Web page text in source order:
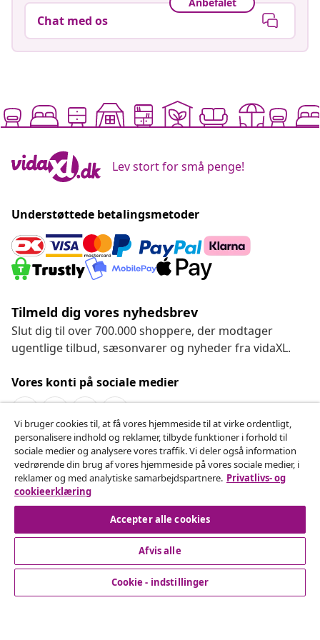
Anbefalet
Chat med os
Lev stort for små penge!
Understøttede betalingsmetoder
Tilmeld dig vores nyhedsbrev
Slut dig til over 700.000 shoppere, der modtager
ugentlige tilbud, sæsonvarer og nyheder fra vidaXL.
Vores konti på sociale medier
Fortryd køb
Indsend en anmodning om at fortryde din ordre.
Fortryd køb
Kundeservice
Vi bruger cookies til, at få vores hjemmeside til at virke ordentligt,
personalisere indhold og reklamer, tilbyde funktioner i forhold til
sociale medier og analysere vores traffik. Vi deler også information
vedrørende din brug af vores hjemmeside på vores sociale medier, i
reklamer og med analytiske samarbejdspartnere. Privatlivs- og
cookieerklæring
Accepter alle cookies
Afvis alle
Cookie - indstillinger